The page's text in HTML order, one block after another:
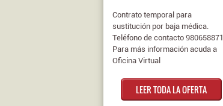
Contrato temporal para
sustitución por baja médica.
Teléfono de contacto 980658871
Para más información acuda a
Oficina Virtual
LEER TODA LA OFERTA